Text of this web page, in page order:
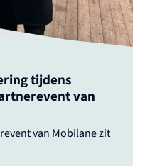
tijdens
van
van Mobilane zit